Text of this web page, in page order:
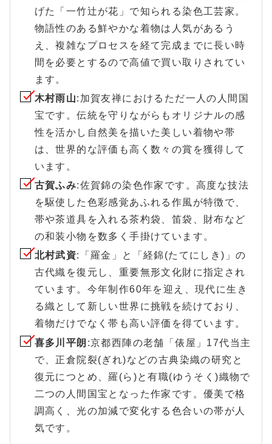
げた「一竹辻が花」で知られる染色工芸家。
物語性のある鮮やかな着物は人気があるう
え、複雑なプロセスを経て完成までに長い時
間を必要とするので高値で買い取りされてい
ます。
木村雨山:加賀友禅におけるただ一人の人間国
宝です。伝統を守りながらもオリジナルの感
性を活かし自然美を描いた美しい着物や帯
は、世界的な評価も高く数々の賞を獲得して
います。
古賀ふみ:佐賀錦の染色作家です。高度な技法
を駆使した色彩感覚あふれる作風が特徴で、
帯や茶道具を入れる茶杓袋、笛袋、財布など
の和装小物を数多く手掛けています。
北村武資:「羅金」と「経錦(たてにしき)」の
古代織を復元し、重要無形文化財に指定され
ています。今年制作60年を迎え、現代に生き
る織として新しい世界に挑戦を続けており、
着物だけでなく帯も高い評価を得ています。
喜多川平朗 :京都西陣の老舗「俵屋」17代当主
で、正倉院裂(ぎれ)などの古典染織の研究と
復元につとめ、羅(ら)と有職(ゆうそく)織物で
二つの人間国宝となった作家です。優美で格
調高く、光の加減で変化する色合いの帯が人
気です。